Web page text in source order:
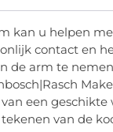
kan u helpen
contact en
de arm te
een
van de